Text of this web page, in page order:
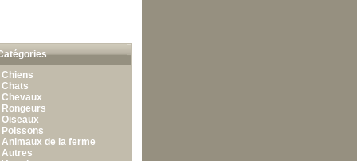
Chiens
Chats
Chevaux
Rongeurs
Oiseaux
Poissons
Animaux de la ferme
Autres